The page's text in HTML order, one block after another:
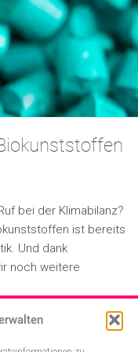
bei der Klimabilanz?
ist bereits
Und dank
noch weitere